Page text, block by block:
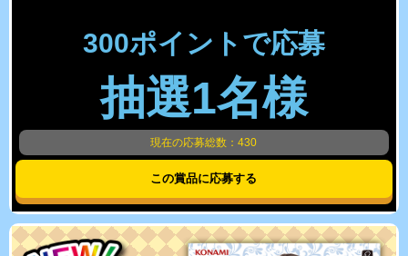
300ポイントで応募
抽選1名様
現在の応募総数：430
この賞品に応募する